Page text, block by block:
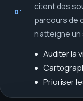
01
citent des
parcours de
n’atteigne un
Auditer la
Prioriser